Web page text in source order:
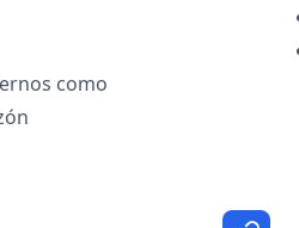
como